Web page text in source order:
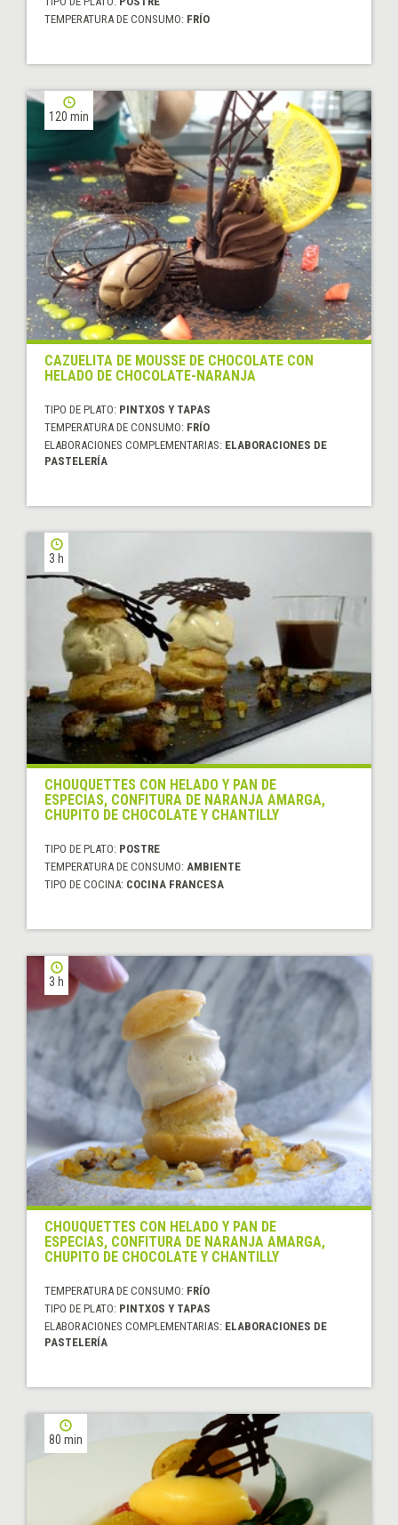
TEMPERATURA DE CONSUMO: FRÍO
120 min
CAZUELITA DE MOUSSE DE CHOCOLATE CON
HELADO DE CHOCOLATE-NARANJA
TIPO DE PLATO: PINTXOS Y TAPAS
TEMPERATURA DE CONSUMO: FRÍO
ELABORACIONES COMPLEMENTARIAS: ELABORACIONES DE
PASTELERÍA
3 h
CHOUQUETTES CON HELADO Y PAN DE
ESPECIAS, CONFITURA DE NARANJA AMARGA,
CHUPITO DE CHOCOLATE Y CHANTILLY
TIPO DE PLATO: POSTRE
TEMPERATURA DE CONSUMO: AMBIENTE
TIPO DE COCINA: COCINA FRANCESA
3 h
CHOUQUETTES CON HELADO Y PAN DE
ESPECIAS, CONFITURA DE NARANJA AMARGA,
CHUPITO DE CHOCOLATE Y CHANTILLY
TEMPERATURA DE CONSUMO: FRÍO
TIPO DE PLATO: PINTXOS Y TAPAS
ELABORACIONES COMPLEMENTARIAS: ELABORACIONES DE
PASTELERÍA
80 min